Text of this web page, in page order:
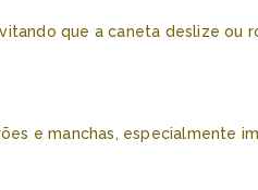
que a caneta deslize ou
e manchas, especialmente